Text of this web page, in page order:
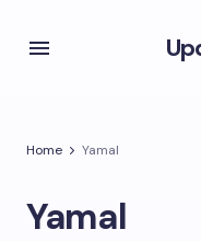
Home Yamal
Yamal